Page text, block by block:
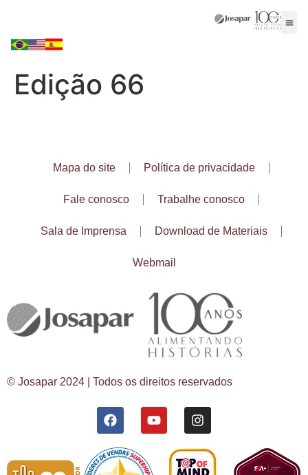
Edição 66
Mapa do site Política de privacidade
Fale conosco Trabalhe conosco
Sala de Imprensa Download de Materiais
Webmail
© Josapar 2024 | Todos os direitos reservados